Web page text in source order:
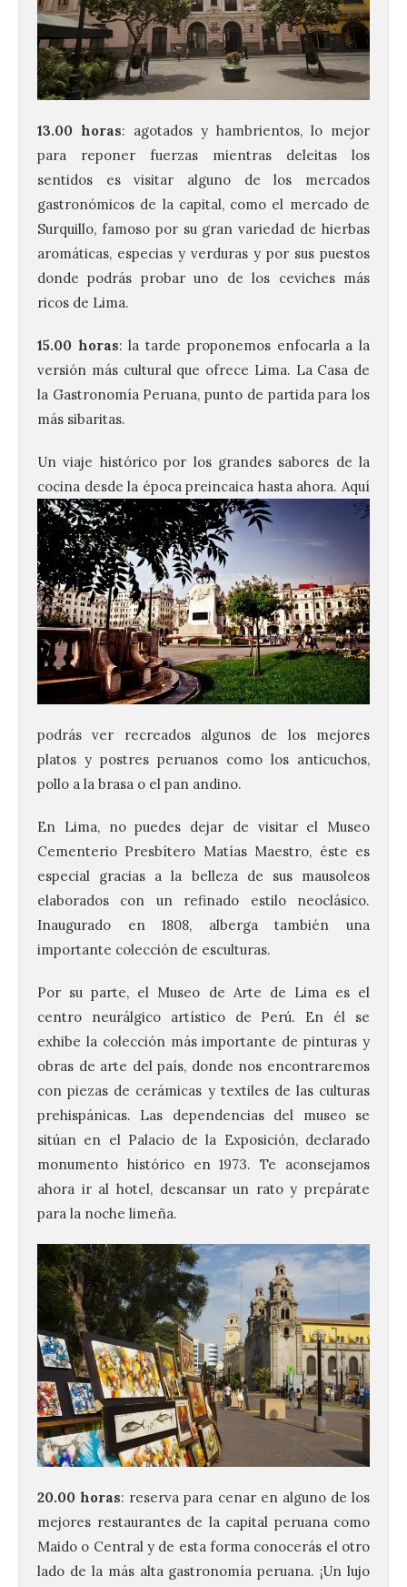
13.00 horas: agotados y hambrientos, lo mejor
para reponer fuerzas mientras deleitas los
sentidos es visitar alguno de los mercados
gastronómicos de la capital, como el mercado de
Surquillo, famoso por su gran variedad de hierbas
aromáticas, especias y verduras y por sus puestos
donde podrás probar uno de los ceviches más
ricos de Lima.
15.00 horas: la tarde proponemos enfocarla a la
versión más cultural que ofrece Lima. La Casa de
la Gastronomía Peruana, punto de partida para los
más sibaritas.
Un viaje histórico por los grandes sabores de la
cocina desde la época preincaica hasta ahora. Aquí
podrás ver recreados algunos de los mejores
platos y postres peruanos como los anticuchos,
pollo a la brasa o el pan andino.
En Lima, no puedes dejar de visitar el Museo
Cementerio Presbítero Matías Maestro, éste es
especial gracias a la belleza de sus mausoleos
elaborados con un refinado estilo neoclásico.
Inaugurado en 1808, alberga también una
importante colección de esculturas.
Por su parte, el Museo de Arte de Lima es el
centro neurálgico artístico de Perú. En él se
exhibe la colección más importante de pinturas y
obras de arte del país, donde nos encontraremos
con piezas de cerámicas y textiles de las culturas
prehispánicas. Las dependencias del museo se
sitúan en el Palacio de la Exposición, declarado
monumento histórico en 1973. Te aconsejamos
ahora ir al hotel, descansar un rato y prepárate
para la noche limeña.
20.00 horas: reserva para cenar en alguno de los
mejores restaurantes de la capital peruana como
Maido o Central y de esta forma conocerás el otro
lado de la más alta gastronomía peruana. ¡Un lujo